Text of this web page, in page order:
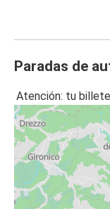
Paradas de
Atención: tu